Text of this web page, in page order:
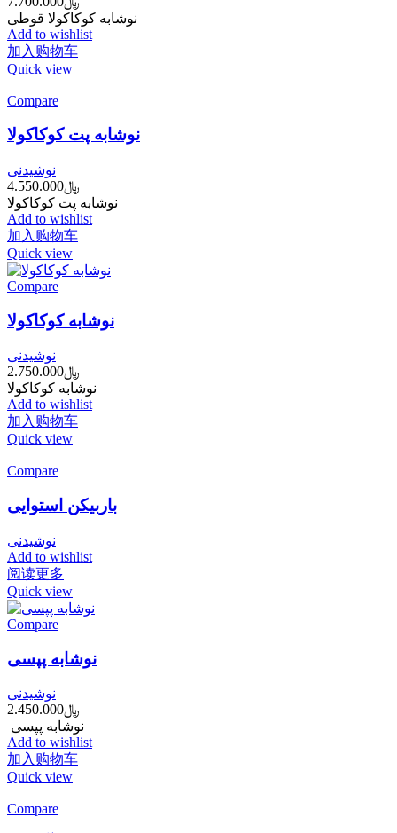
نوشابه کوکاکولا قوطی
Add to wishlist
加入购物车
Quick view
Compare
نوشابه پت کوکاکولا
نوشیدنی
﷼4.550.000
نوشابه پت کوکاکولا
Add to wishlist
加入购物车
Quick view
Compare
نوشابه کوکاکولا
نوشیدنی
﷼2.750.000
نوشابه کوکاکولا
Add to wishlist
加入购物车
Quick view
Compare
باربیکن استوایی
نوشیدنی
Add to wishlist
阅读更多
Quick view
Compare
نوشابه پپسی
نوشیدنی
﷼2.450.000
نوشابه پپسی
Add to wishlist
加入购物车
Quick view
Compare